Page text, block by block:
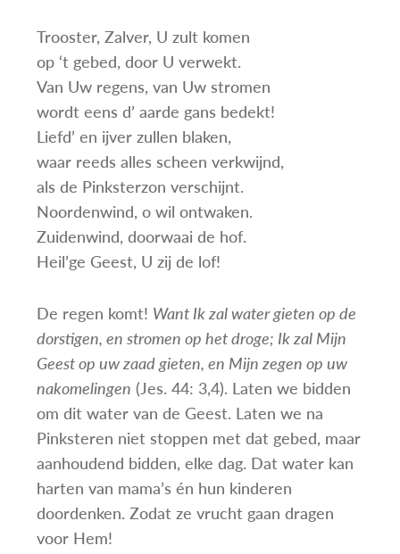
Trooster, Zalver, U zult komen
op ‘t gebed, door U verwekt.
Van Uw regens, van Uw stromen
wordt eens d’ aarde gans bedekt!
Liefd’ en ijver zullen blaken,
waar reeds alles scheen verkwijnd,
als de Pinksterzon verschijnt.
Noordenwind, o wil ontwaken.
Zuidenwind, doorwaai de hof.
Heil’ge Geest, U zij de lof!
De regen komt! Want Ik zal water gieten op de
dorstigen, en stromen op het droge; Ik zal Mijn
Geest op uw zaad gieten, en Mijn zegen op uw
nakomelingen (Jes. 44: 3,4). Laten we bidden
om dit water van de Geest. Laten we na
Pinksteren niet stoppen met dat gebed, maar
aanhoudend bidden, elke dag. Dat water kan
harten van mama’s én hun kinderen
doordenken. Zodat ze vrucht gaan dragen
voor Hem!